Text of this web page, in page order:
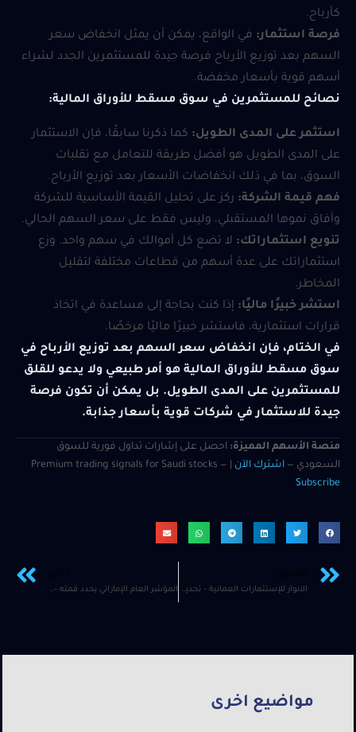
مواضيع اخرى
كأرباح.
فرصة استثمار: في الواقع، يمكن أن يمثل انخفاض سعر
السهم بعد توزيع الأرباح فرصة جيدة للمستثمرين الجدد لشراء
أسهم قوية بأسعار مخفضة.
نصائح للمستثمرين في سوق مسقط للأوراق المالية:
استثمر على المدى الطويل: كما ذكرنا سابقًا، فإن الاستثمار
على المدى الطويل هو أفضل طريقة للتعامل مع تقلبات
السوق، بما في ذلك انخفاضات الأسعار بعد توزيع الأرباح.
فهم قيمة الشركة: ركز على تحليل القيمة الأساسية للشركة
وآفاق نموها المستقبلي، وليس فقط على سعر السهم الحالي.
تنويع استثماراتك: لا تضع كل أموالك في سهم واحد. وزع
استثماراتك على عدة أسهم من قطاعات مختلفة لتقليل
المخاطر.
استشر خبيرًا ماليًا: إذا كنت بحاجة إلى مساعدة في اتخاذ
قرارات استثمارية، فاستشر خبيرًا ماليًا مرخصًا.
في الختام، فإن انخفاض سعر السهم بعد توزيع الأرباح في
سوق مسقط للأوراق المالية هو أمر طبيعي ولا يدعو للقلق
للمستثمرين على المدى الطويل. بل يمكن أن تكون فرصة
جيدة للاستثمار في شركات قوية بأسعار جذابة.
منصة الأسهم المميزة: احصل على إشارات تداول فورية للسوق
السعودي — اشترك الآن
Subscribe
الانوار للإستثمارات العمانية – تحديث المؤشر العام الإماراتي يحدد قمته – وتوقعات بتباطؤ الحركة حتى العيد